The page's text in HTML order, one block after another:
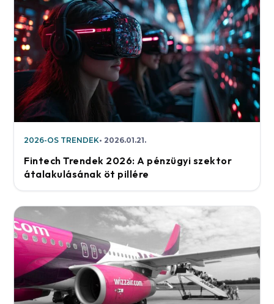
2026-OS TRENDEK 2026.01.21.
Fintech Trendek 2026: A pénzügyi szektor
átalakulásának öt pillére